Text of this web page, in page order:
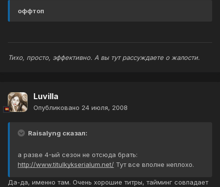
оффтоп
Тихо, просто, эффективно. А вы тут рассуждаете о жалости.
Luvilla
Опубликовано 24 июля, 2008
Raisalyng сказал:
а разве 4-ый сезон не отсюда брать:
http://www.titulkykserialum.net/ Тут все вполне неплохо.
Да-да, именно там. Очень хорошие титры, тайминг совпадает